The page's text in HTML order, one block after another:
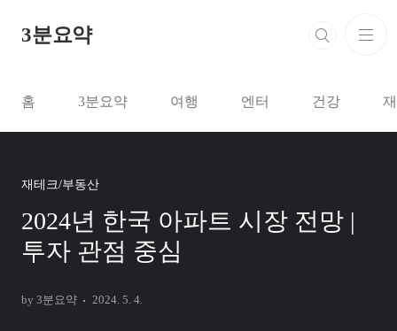
3분요약
홈 3분요약 여행 엔터 건강
재테크/부동산
2024년 한국 아파트 시장 전망 |
투자 관점 중심
by 3분요약 2024. 5. 4.